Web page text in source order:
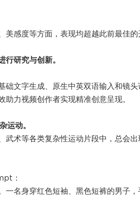
感度等方面，表现均超越此前最佳的
行研究与创新。
文字生成、原生中英双语输入和镜头
力视频创作者实现精准创意呈现。
运动。
武术等各类复杂性运动片段中，总会出
：
一名身穿红色短袖、黑色短裤的男子，